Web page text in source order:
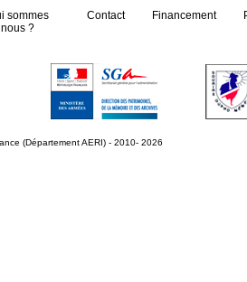
sommes
nous ?
Contact Financement
(Département AERI) - 2010- 2026